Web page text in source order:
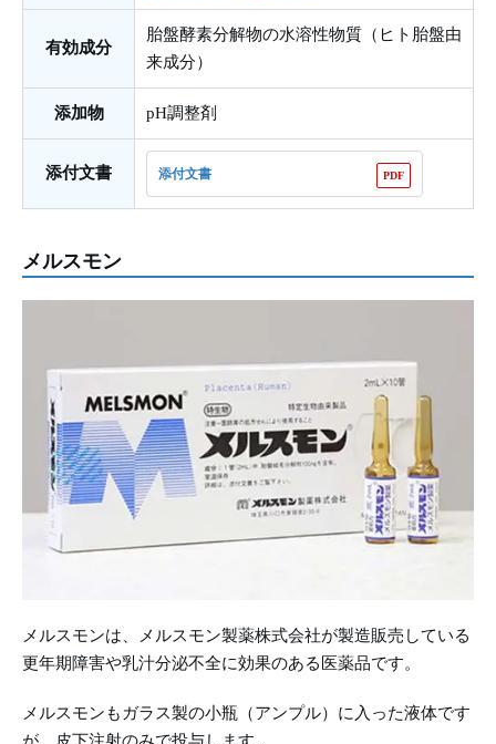
有効成分
胎盤酵素分解物の水溶性物質（ヒト胎盤由
来成分）
添加物 pH調整剤
添付文書 添付文書
メルスモン
メルスモンは、メルスモン製薬株式会社が製造販売している
更年期障害や乳汁分泌不全に効果のある医薬品です。
メルスモンもガラス製の小瓶（アンプル）に入った液体です